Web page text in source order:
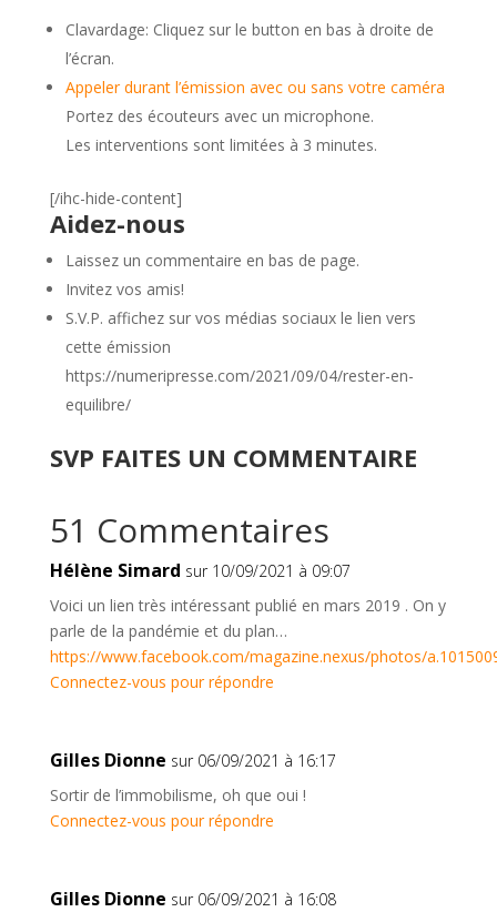
Clavardage: Cliquez sur le button en bas à droite de
l’écran.
Appeler durant l’émission avec ou sans votre caméra
Portez des écouteurs avec un microphone.
Les interventions sont limitées à 3 minutes.
[/ihc-hide-content]
Aidez-nous
Laissez un commentaire en bas de page.
Invitez vos amis!
S.V.P. affichez sur vos médias sociaux le lien vers
cette émission
https://numeripresse.com/2021/09/04/rester-en-
equilibre/
SVP FAITES UN COMMENTAIRE
51 Commentaires
Hélène Simard sur 10/09/2021 à 09:07
Voici un lien très intéressant publié en mars 2019 . On y
parle de la pandémie et du plan…
https://www.facebook.com/magazine.nexus/photos/
Connectez-vous pour répondre
Gilles Dionne sur 06/09/2021 à 16:17
Sortir de l’immobilisme, oh que oui !
Connectez-vous pour répondre
Gilles Dionne sur 06/09/2021 à 16:08